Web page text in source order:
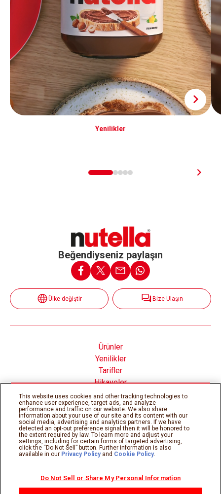
Yenilikler
Beğendiyseniz paylaşın
Ülke değiştir Bize Ulaşın
Ürünler
Yenilikler
Tarifler
Hikayeler
Nutella® nın İçinde
Çerez Politikası
Gizlilik Politikası
Teknik gereksinimler
Kullanım şartları
Sitemap
This website uses cookies and other tracking technologies to
enhance user experience, target ads, and analyze
performance and traffic on our website. We also share
information about your use of our site and its content with our
social media, advertising and analytics partners. If we have
detected an opt-out preference signal then it will be honored to
the extent required by law. To learn more and adjust your
settings, including for certain forms of targeted advertising,
click the “Do Not Sell” button. Further information is also
available in our Privacy Policyand Cookie Policy.
Do Not Sell or Share My Personal Information